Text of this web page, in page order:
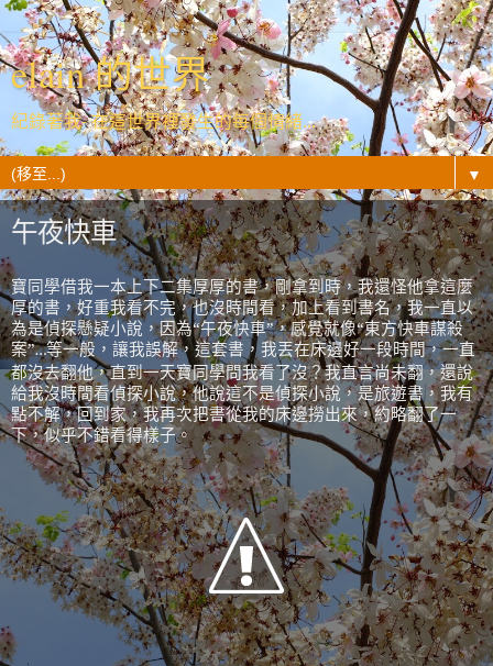
elain 的世界
紀錄著我- 在這世界裡發生的每個情緒...
▼
午夜快車
寶同學借我一本上下二集厚厚的書，剛拿到時，我還怪他拿這麼
厚的書，好重我看不完，也沒時間看，加上看到書名，我一直以
為是偵探懸疑小說，因為“午夜快車”，感覺就像“東方快車謀殺
案”…等一般，讓我誤解，這套書，我丟在床邊好一段時間，一直
都沒去翻他，直到一天寶同學問我看了沒？我直言尚未翻，還說
給我沒時間看偵探小說，他說這不是偵探小說，是旅遊書，我有
點不解，回到家，我再次把書從我的床邊撈出來，約略翻了一
下，似乎不錯看得樣子。